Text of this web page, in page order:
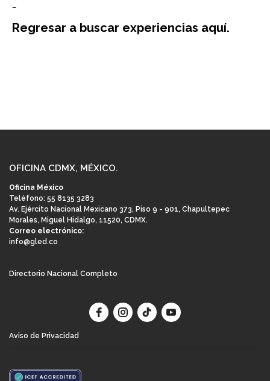
–
Regresar a buscar experiencias aquí.
OFICINA CDMX, MÉXICO.
Oficina México
Teléfono: 55 8135 3283
Av. Ejército Nacional Mexicano 373, Piso 9 - 901, Chapultepec
Morales, Miguel Hidalgo, 11520, CDMX.
Correo electrónico:
info@gled.co
Directorio Nacional Completo
Aviso de Privacidad